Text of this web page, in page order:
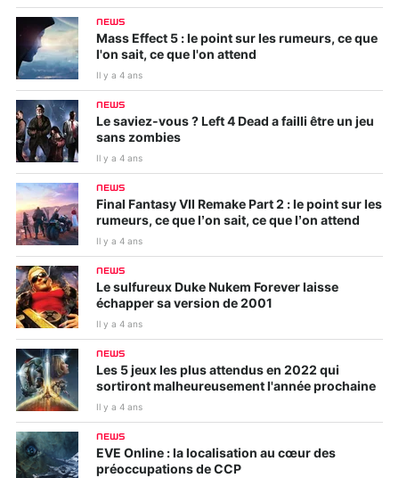
NEWS
Mass Effect 5 : le point sur les rumeurs, ce que
l'on sait, ce que l'on attend
Il y a 4 ans
NEWS
Le saviez-vous ? Left 4 Dead a failli être un jeu
sans zombies
Il y a 4 ans
NEWS
Final Fantasy VII Remake Part 2 : le point sur les
rumeurs, ce que l’on sait, ce que l’on attend
Il y a 4 ans
NEWS
Le sulfureux Duke Nukem Forever laisse
échapper sa version de 2001
Il y a 4 ans
NEWS
Les 5 jeux les plus attendus en 2022 qui
sortiront malheureusement l'année prochaine
Il y a 4 ans
NEWS
EVE Online : la localisation au cœur des
préoccupations de CCP